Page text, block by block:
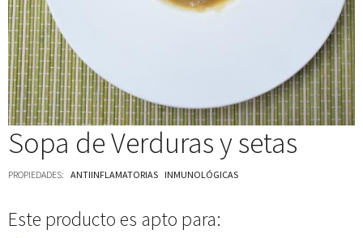
Sopa de Verduras y setas
PROPIEDADES: ANTIINFLAMATORIAS INMUNOLÓGICAS
Este producto es apto para: